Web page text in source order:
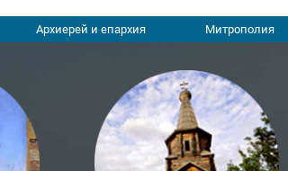
Архиерей и епархия Митрополия